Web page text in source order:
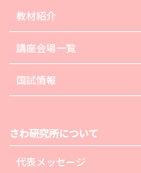
教材紹介
講座会場一覧
国試情報
さわ研究所について
代表メッセージ